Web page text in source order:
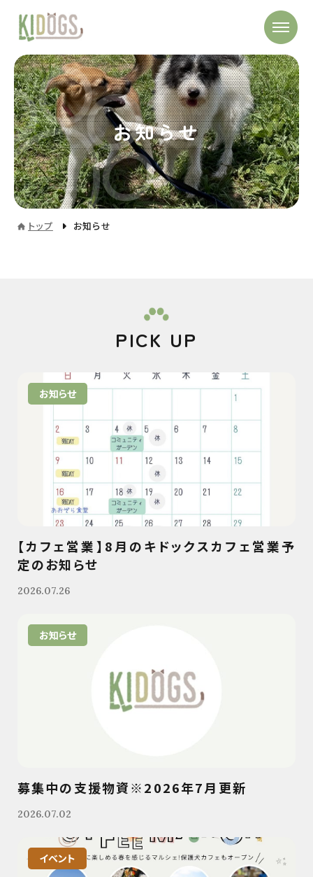
お知らせ
トップ お知らせ
PICK UP
お知らせ
【カフェ営業】8月のキドックスカフェ営業予
定のお知らせ
2026.07.26
お知らせ
募集中の支援物資※2026年7月更新
2026.07.02
イベント